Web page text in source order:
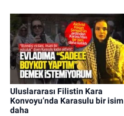
Uluslararası Filistin Kara
Konvoyu’nda Karasulu bir isim
daha